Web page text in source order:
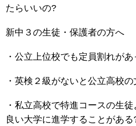
たらいいの?
新中３の生徒・保護者の方へ
・公立上位校でも定員割れがあ
・英検２級がないと公立高校
・私立高校で特進コースの生
良い大学に進学することがある